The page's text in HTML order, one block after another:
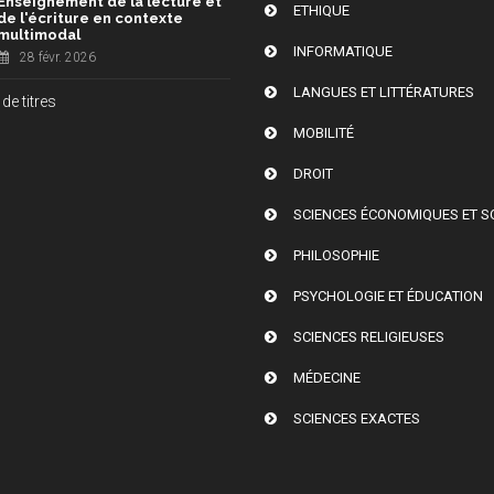
l'écriture en contexte
28 févr. 2026
titres
ETHIQUE
INFORMATIQUE
LANGUES ET LITTÉRATURES
MOBILITÉ
DROIT
SCIENCES ÉCONOMIQUES ET
PHILOSOPHIE
PSYCHOLOGIE ET ÉDUCATION
SCIENCES RELIGIEUSES
MÉDECINE
SCIENCES EXACTES